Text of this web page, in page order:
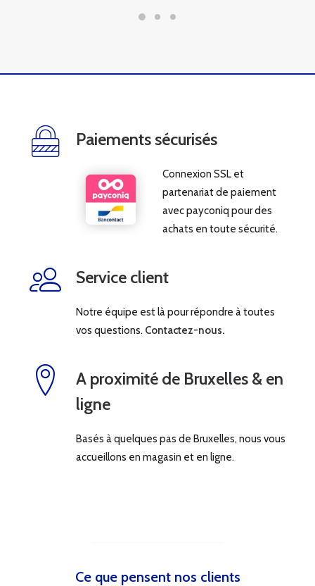
Paiements sécurisés
Connexion SSL et
partenariat de paiement
avec payconiq pour des
achats en toute sécurité.
Service client
Notre équipe est là pour répondre à toutes
vos questions. Contactez-nous.
A proximité de Bruxelles & en
ligne
Basés à quelques pas de Bruxelles, nous vous
accueillons en magasin et en ligne.
Ce que pensent nos clients